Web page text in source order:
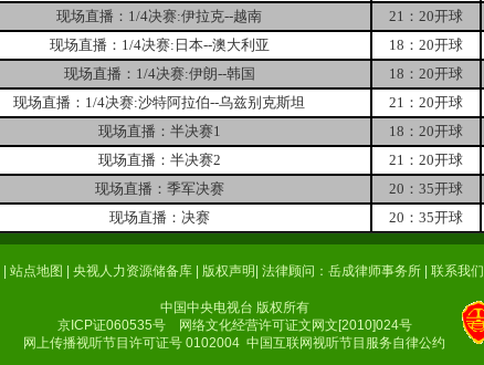
现场直播：1/4决赛:伊拉克--越南 21：20开球
现场直播：1/4决赛:日本--澳大利亚 18：20开球
现场直播：1/4决赛:伊朗--韩国 18：20开球
现场直播：1/4决赛:沙特阿拉伯--乌兹别克斯坦 21：20开球
现场直播：半决赛1 18：20开球
现场直播：半决赛2 21：20开球
现场直播：季军决赛 20：35开球
现场直播：决赛 20：35开球
站点地图 央视人力资源储备库| 版权声明 法律顾问：岳成律师事务所| 联系我们
中国中央电视台 版权所有
京ICP证060535号网络文化经营许可证文网文[2010]024号
网上传播视听节目许可证号 0102004 中国互联网视听节目服务自律公约